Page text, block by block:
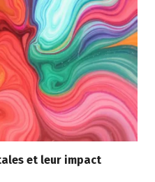
et leur impact